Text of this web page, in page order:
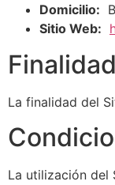
Domicilio:
Sitio Web:
Finalidad
La finalidad del
La utilización del